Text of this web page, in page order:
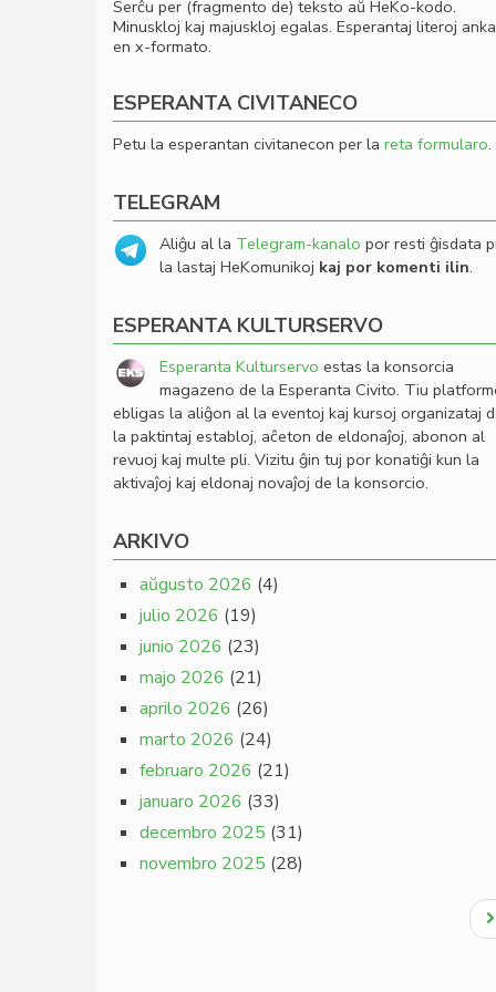
Serĉu per (fragmento de) teksto aŭ HeKo-kodo.
Minuskloj kaj majuskloj egalas. Esperantaj literoj
en x-formato.
ESPERANTA CIVITANECO
Petu la esperantan civitanecon per la reta formularo.
TELEGRAM
Aliĝu al la Telegram-kanalo por resti ĝisdata
la lastaj HeKomunikoj kaj por komenti ilin.
ESPERANTA KULTURSERVO
Esperanta Kulturservo estas la konsorcia
magazeno de la Esperanta Civito. Tiu
ebligas la aliĝon al la eventoj kaj kursoj organizataj
la paktintaj establoj, aĉeton de eldonaĵoj, abonon al
revuoj kaj multe pli. Vizitu ĝin tuj por konatiĝi kun la
aktivaĵoj kaj eldonaj novaĵoj de la konsorcio.
ARKIVO
aŭgusto 2026 (4)
julio 2026 (19)
junio 2026 (23)
majo 2026 (21)
aprilo 2026 (26)
marto 2026 (24)
februaro 2026 (21)
januaro 2026 (33)
decembro 2025 (31)
novembro 2025 (28)